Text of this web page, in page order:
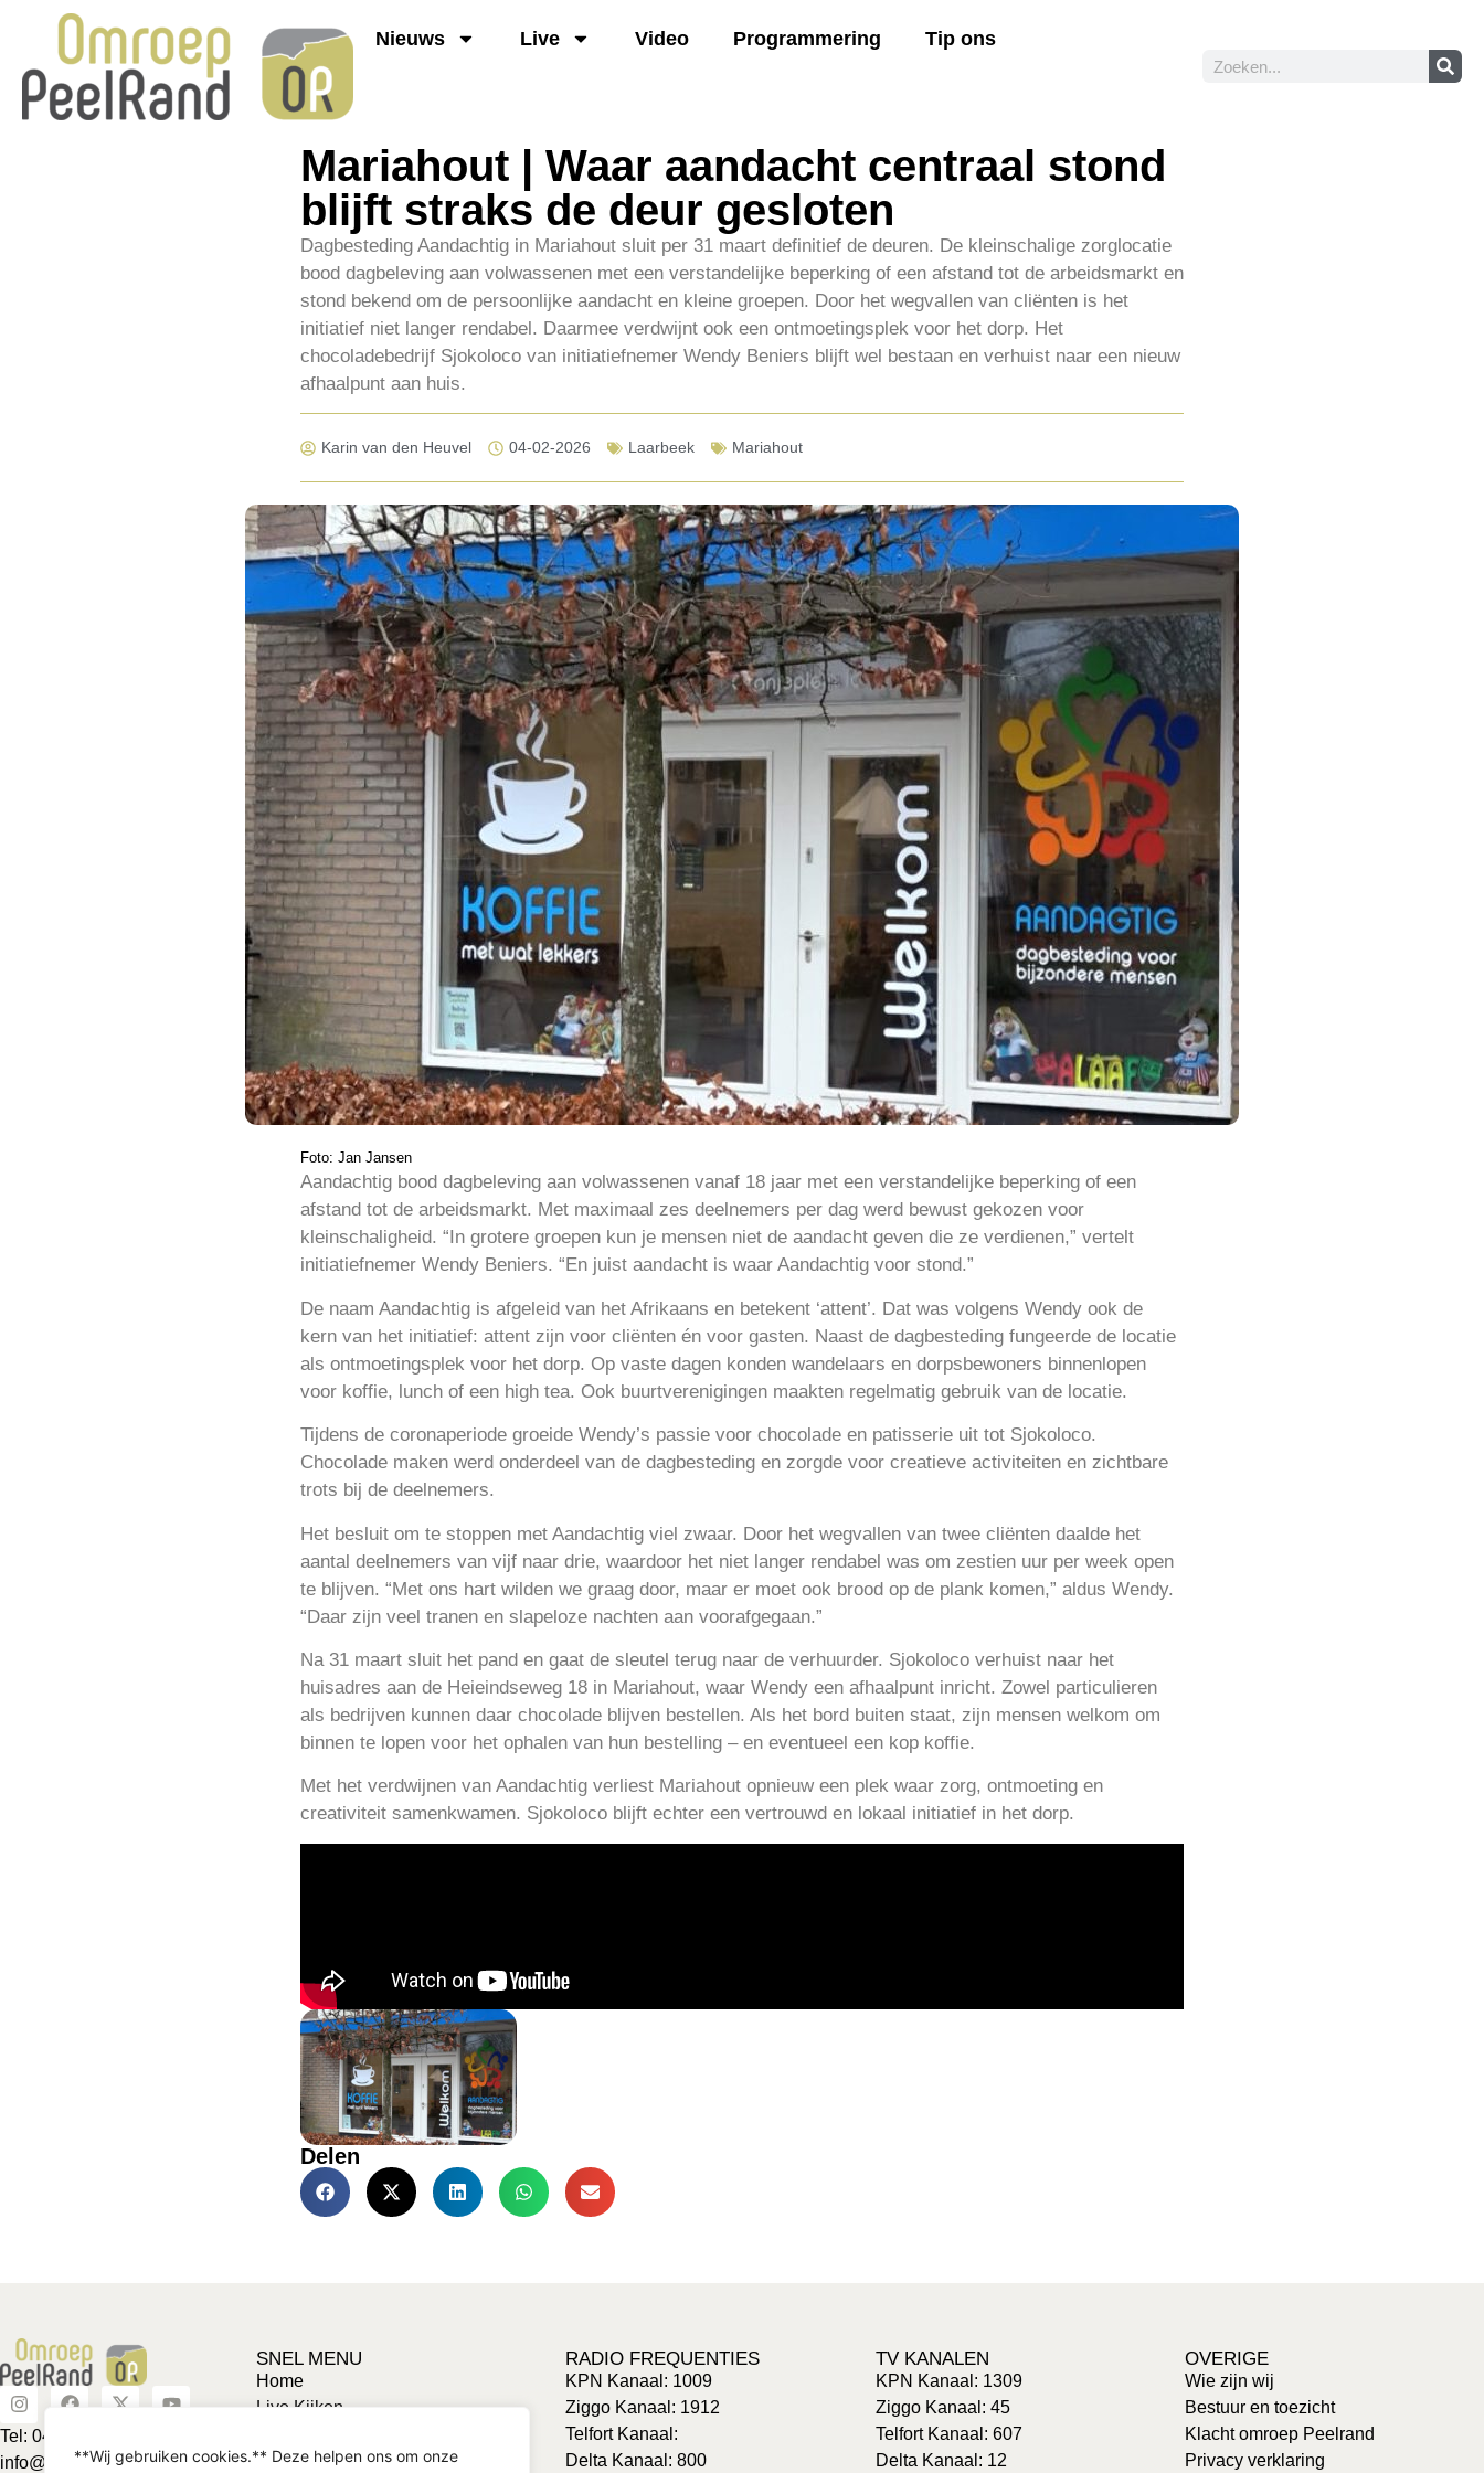
**Wij gebruiken cookies.** Deze helpen ons om onze
Nieuws Live Video Programmering Tip ons
Mariahout | Waar aandacht centraal stond
blijft straks de deur gesloten
Dagbesteding Aandachtig in Mariahout sluit per 31 maart definitief de deuren. De kleinschalige zorglocatie
bood dagbeleving aan volwassenen met een verstandelijke beperking of een afstand tot de arbeidsmarkt en
stond bekend om de persoonlijke aandacht en kleine groepen. Door het wegvallen van cliënten is het
initiatief niet langer rendabel. Daarmee verdwijnt ook een ontmoetingsplek voor het dorp. Het
chocoladebedrijf Sjokoloco van initiatiefnemer Wendy Beniers blijft wel bestaan en verhuist naar een nieuw
afhaalpunt aan huis.
Karin van den Heuvel 04-02-2026 Laarbeek Mariahout
Foto: Jan Jansen
Aandachtig bood dagbeleving aan volwassenen vanaf 18 jaar met een verstandelijke beperking of een
afstand tot de arbeidsmarkt. Met maximaal zes deelnemers per dag werd bewust gekozen voor
kleinschaligheid. “In grotere groepen kun je mensen niet de aandacht geven die ze verdienen,” vertelt
initiatiefnemer Wendy Beniers. “En juist aandacht is waar Aandachtig voor stond.”
De naam Aandachtig is afgeleid van het Afrikaans en betekent ‘attent’. Dat was volgens Wendy ook de
kern van het initiatief: attent zijn voor cliënten én voor gasten. Naast de dagbesteding fungeerde de locatie
als ontmoetingsplek voor het dorp. Op vaste dagen konden wandelaars en dorpsbewoners binnenlopen
voor koffie, lunch of een high tea. Ook buurtverenigingen maakten regelmatig gebruik van de locatie.
Tijdens de coronaperiode groeide Wendy’s passie voor chocolade en patisserie uit tot Sjokoloco.
Chocolade maken werd onderdeel van de dagbesteding en zorgde voor creatieve activiteiten en zichtbare
trots bij de deelnemers.
Het besluit om te stoppen met Aandachtig viel zwaar. Door het wegvallen van twee cliënten daalde het
aantal deelnemers van vijf naar drie, waardoor het niet langer rendabel was om zestien uur per week open
te blijven. “Met ons hart wilden we graag door, maar er moet ook brood op de plank komen,” aldus Wendy.
“Daar zijn veel tranen en slapeloze nachten aan voorafgegaan.”
Na 31 maart sluit het pand en gaat de sleutel terug naar de verhuurder. Sjokoloco verhuist naar het
huisadres aan de Heieindseweg 18 in Mariahout, waar Wendy een afhaalpunt inricht. Zowel particulieren
als bedrijven kunnen daar chocolade blijven bestellen. Als het bord buiten staat, zijn mensen welkom om
binnen te lopen voor het ophalen van hun bestelling – en eventueel een kop koffie.
Met het verdwijnen van Aandachtig verliest Mariahout opnieuw een plek waar zorg, ontmoeting en
creativiteit samenkwamen. Sjokoloco blijft echter een vertrouwd en lokaal initiatief in het dorp.
Delen
Tel: 0492-463624
info@omroeppeelrand.nl
SNEL MENU
Home
Live Kijken
Vriendje voor een tientje
RADIO FREQUENTIES
KPN Kanaal: 1009
Ziggo Kanaal: 1912
Telfort Kanaal:
Delta Kanaal: 800
TV KANALEN
KPN Kanaal: 1309
Ziggo Kanaal: 45
Telfort Kanaal: 607
Delta Kanaal: 12
OVERIGE
Wie zijn wij
Bestuur en toezicht
Klacht omroep Peelrand
Privacy verklaring